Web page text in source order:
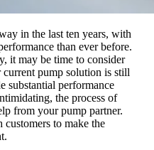
in the last ten years, with
than ever before.
it may be time to consider
pump solution is still
substantial performance
the process of
from your pump partner.
to make the